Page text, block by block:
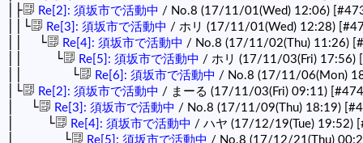
│├ Re[2]: 須坂市で活動中 / No.8 (17/11/01(Wed) 12:06)
││└ Re[3]: 須坂市で活動中 / ホリ (17/11/01(Wed) 12:28)
││ └ Re[4]: 須坂市で活動中 / No.8 (17/11/02(Thu) 11:26)
││ └ Re[5]: 須坂市で活動中 / ホリ (17/11/03(Fri) 17:56)
││ └ Re[6]: 須坂市で活動中 / No.8 (17/11/06(Mon)
│└ Re[2]: 須坂市で活動中 / まーる (17/11/03(Fri) 09:11)
│ └ Re[3]: 須坂市で活動中 / No.8 (17/11/09(Thu) 18:19)
│ └ Re[4]: 須坂市で活動中 / ハヤ (17/12/19(Tue) 19:52)
│ └ Re[5]: 須坂市で活動中 / No.8 (17/12/21(Thu)